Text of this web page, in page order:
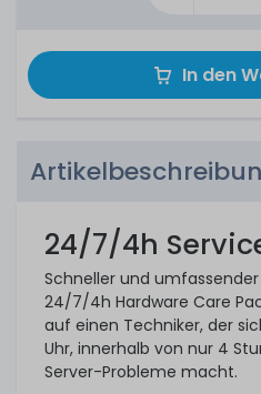
In den
24/7/4h
Schneller und
24/7/4h Hardware Care
auf einen Techniker, der
Uhr, innerhalb von nur 4
Server-Probleme macht.